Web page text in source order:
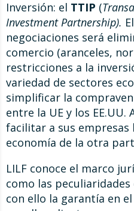
Inversión: el TTIP (
Investment Partnership).
negociaciones será
comercio (aranceles,
restricciones a la
variedad de sectores
simplificar la
entre la UE y los EE.UU.
facilitar a sus empresas
economía de la otra
LILF conoce el marco
como las
con ello la garantía en